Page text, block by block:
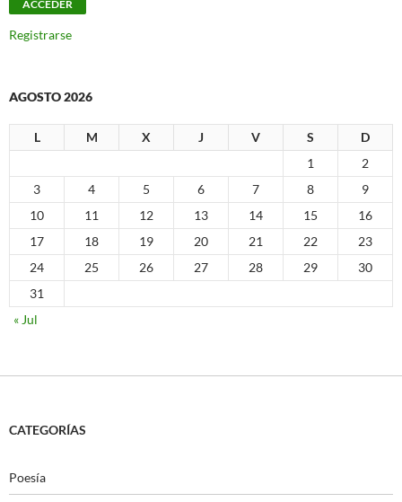
Registrarse
AGOSTO 2026
L M X J V S
D
1
2
3
4 5 6 7 8
9
10
11 12 13 14 15
16
17
18 19 20 21 22
23
24
25 26 27 28 29
30
31
« Jul
CATEGORÍAS
Poesía